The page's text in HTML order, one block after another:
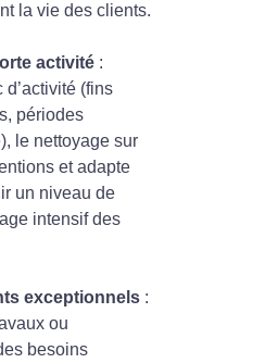
la vie des clients.
activité :
(fins
périodes
le nettoyage sur
et adapte
un niveau de
intensif des
exceptionnels :
ou
besoins